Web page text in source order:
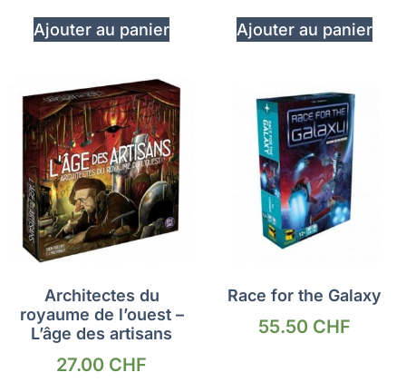
Ajouter au panier Ajouter au panier
Architectes du
royaume de l’ouest –
L’âge des artisans
27.00 CHF
Race for the Galaxy
55.50 CHF